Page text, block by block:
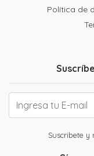
Política de
Suscribete y